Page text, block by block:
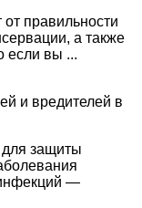
от правильности
а также
если вы ...
и вредителей в
для защиты
—